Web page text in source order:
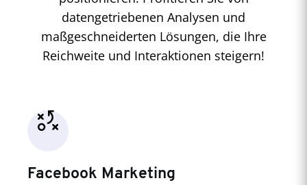
datengetriebenen Analysen und
maßgeschneiderten Lösungen, die Ihre
Reichweite und Interaktionen steigern!
Facebook Marketing